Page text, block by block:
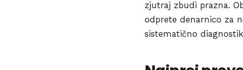
zjutraj zbudi prazna.
odprete denarnico za
sistematično